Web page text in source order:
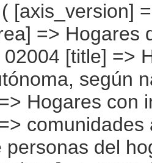
=> Extremadura [12] => Galicia [13] => Madrid (Comunidad de) [14] => Murcia(Región de) [15] => Navarra(Comunidad Foral de) [16] => País Vasco [17] => Rioja (La) [18] => Ceuta [19] => Melilla ) [número de personas del hogar nacidas en el extranjero] => Array ( [0] => Total [1] => Una [2] => Dos [3] => Tres [4] => Cuatro [5] => Cinco [6] => Seis y más ) ) [codes] => Array ( [comunidades autónomas] => "CA00","CA01","CA02","CA03","CA04","CA05", "CA06","CA07","CA08","CA09","CA10","CA11","CA12","CA13","CA14","CA15", "CA16","CA17","CA18","CA19" ) [map] => Array ( [comunidades autónomas] => "spain_regions_img_ind" ) [decimals] => 0 [showdecimals] => 0 [source] => Instituto Nacional de Estadística [contact] => INE Difusión. Internet: www.ine.es/infoine [copyright] => YES [infofile] => [data] => Array ( [0] => Array ( [0] => [1]